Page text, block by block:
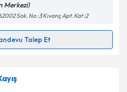
işlenmesine ilişkinAydınlatma
ve kişisel verilerimin belirtilen
kabul ediyorum.
Merkezi)
Sok. No :3 Kıvanç Apt. Kat :2
Talep Et
Talebi
takvimi talebi oluşturun.
almanız için bir takvim